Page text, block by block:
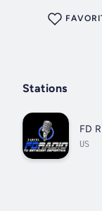
Stations
FD
US